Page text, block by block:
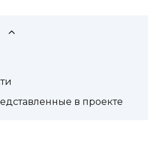
в проекте